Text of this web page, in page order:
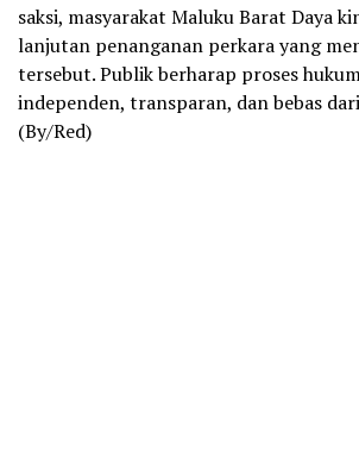
saksi, masyarakat Maluku Barat Daya
lanjutan penanganan perkara yang
tersebut. Publik berharap proses
independen, transparan, dan bebas
(By/Red)